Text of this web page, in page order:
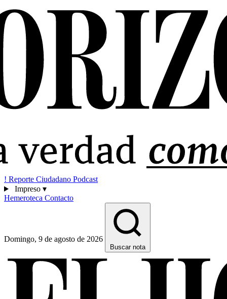
! Reporte Ciudadano Podcast
Impreso ▾
Hemeroteca Contacto
Domingo, 9 de agosto de 2026
Buscar nota